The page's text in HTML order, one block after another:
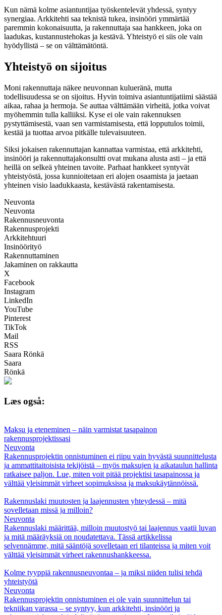
Kun nämä kolme asiantuntijaa työskentelevät yhdessä, syntyy
synergiaa. Arkkitehti saa teknistä tukea, insinööri ymmärtää
paremmin kokonaisuutta, ja rakennuttaja saa hankkeen, joka on
laadukas, kustannustehokas ja kestävä. Yhteistyö ei siis ole vain
hyödyllistä – se on välttämätöntä.
Yhteistyö on sijoitus
Moni rakennuttaja näkee neuvonnan kulueränä, mutta
todellisuudessa se on sijoitus. Hyvin toimiva asiantuntijatiimi säästää
aikaa, rahaa ja hermoja. Se auttaa välttämään virheitä, jotka voivat
myöhemmin tulla kalliiksi. Kyse ei ole vain rakennuksen
pystyttämisestä, vaan sen varmistamisesta, että lopputulos toimii,
kestää ja tuottaa arvoa pitkälle tulevaisuuteen.
Siksi jokaisen rakennuttajan kannattaa varmistaa, että arkkitehti,
insinööri ja rakennuttajakonsultti ovat mukana alusta asti – ja että
heillä on selkeä yhteinen tavoite. Parhaat hankkeet syntyvät
yhteistyöstä, jossa kunnioitetaan eri alojen osaamista ja jaetaan
yhteinen visio laadukkaasta, kestävästä rakentamisesta.
Neuvonta
Neuvonta
Rakennusneuvonta
Rakennusprojekti
Arkkitehtuuri
Insinöörityö
Rakennuttaminen
Jakaminen on rakkautta
X
Facebook
Instagram
LinkedIn
YouTube
Pinterest
TikTok
Mail
RSS
Saara Rönkä
Saara
Rönkä
Læs også:
Maksu ja eteneminen – näin varmistat tasapainon
rakennusprojektissasi
Neuvonta
Rakennusprojektin onnistuminen ei riipu vain hyvästä suunnittelusta
ja ammattitaitoisista tekijöistä – myös maksujen ja aikataulun hallinta
ratkaisee paljon. Lue, miten voit pitää projektisi tasapainossa ja
välttää yleisimmät virheet sopimuksissa ja maksukäytännöissä.
Rakennuslaki muutosten ja laajennusten yhteydessä – mitä
sovelletaan missä ja milloin?
Neuvonta
Rakennuslaki määrittää, milloin muutostyö tai laajennus vaatii luvan
ja mitä määräyksiä on noudatettava. Tässä artikkelissa
selvennämme, mitä sääntöjä sovelletaan eri tilanteissa ja miten voit
välttää yleisimmät virheet rakennushankkeessa.
Kolme tyyppiä rakennusneuvontaa – ja miksi niiden tulisi tehdä
yhteistyötä
Neuvonta
Rakennusprojektin onnistuminen ei ole vain suunnittelun tai
tekniikan varassa – se syntyy, kun arkkitehti, insinööri ja